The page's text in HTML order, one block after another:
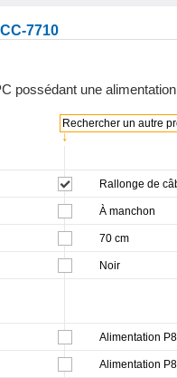
7710
possédant une
↓
Rechercher un autre
Rallonge de
À manchon
70 cm
Noir
Alimentation
Alimentation